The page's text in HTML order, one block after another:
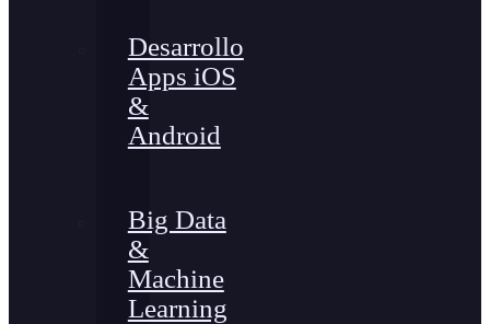
Desarrollo
Apps iOS
&
Android
Big Data
&
Machine
Learning